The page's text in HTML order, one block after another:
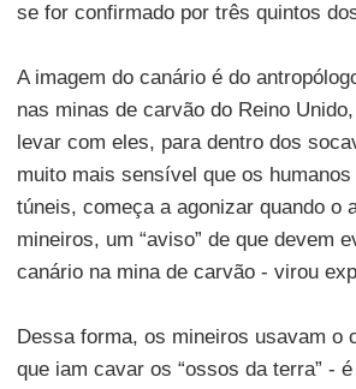
se for confirmado por três quintos
A imagem do canário é do
nas minas de carvão do Reino
levar com eles, para dentro dos
muito mais sensível que os
túneis, começa a agonizar quando o
mineiros, um “aviso” de que devem
canário na mina de carvão - virou
Dessa forma, os mineiros usavam o
que iam cavar os “ossos da terra” -